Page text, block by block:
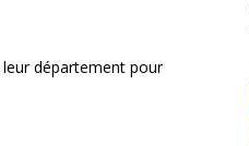
leur département pour